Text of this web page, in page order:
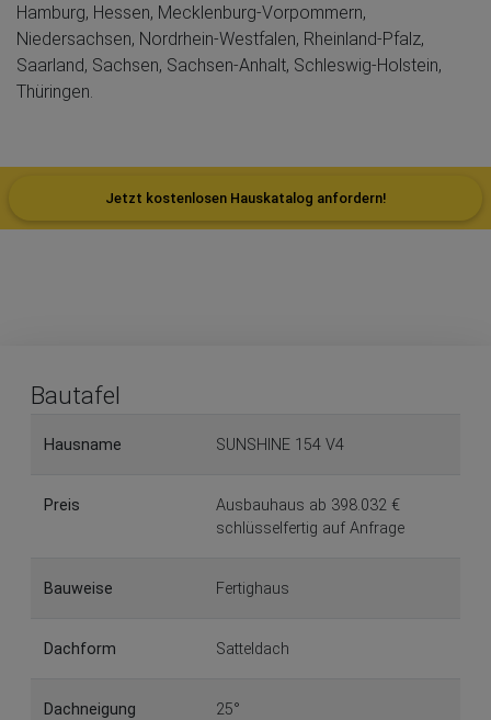
Hamburg, Hessen, Mecklenburg-Vorpommern,
Niedersachsen, Nordrhein-Westfalen, Rheinland-Pfalz,
Saarland, Sachsen, Sachsen-Anhalt, Schleswig-Holstein,
Thüringen.
Jetzt kostenlosen Hauskatalog anfordern!
Bautafel
Hausname SUNSHINE 154 V4
Preis
Ausbauhaus ab 398.032 €
schlüsselfertig auf Anfrage
Bauweise Fertighaus
Dachform Satteldach
Dachneigung 25°